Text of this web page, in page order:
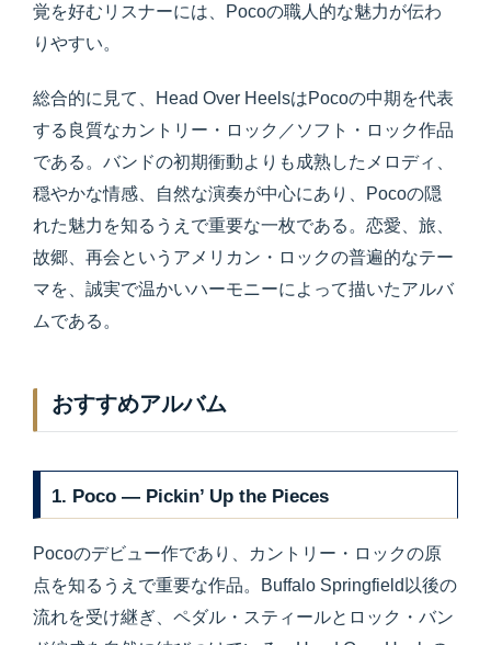
覚を好むリスナーには、Pocoの職人的な魅力が伝わ
りやすい。
総合的に見て、Head Over HeelsはPocoの中期を代表
する良質なカントリー・ロック／ソフト・ロック作品
である。バンドの初期衝動よりも成熟したメロディ、
穏やかな情感、自然な演奏が中心にあり、Pocoの隠
れた魅力を知るうえで重要な一枚である。恋愛、旅、
故郷、再会というアメリカン・ロックの普遍的なテー
マを、誠実で温かいハーモニーによって描いたアルバ
ムである。
おすすめアルバム
1. Poco — Pickin’ Up the Pieces
Pocoのデビュー作であり、カントリー・ロックの原
点を知るうえで重要な作品。Buffalo Springfield以後の
流れを受け継ぎ、ペダル・スティールとロック・バン